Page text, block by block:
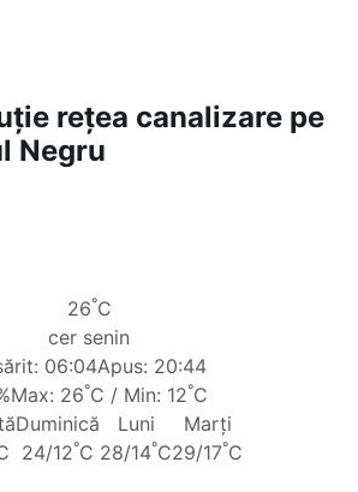
rețea canalizare pe
Negru
26°C
cer senin
06:04Apus: 20:44
Max: 26°C / Min: 12°C
Duminică
24/12°C
Luni
28/14°C
Marți
29/17°C